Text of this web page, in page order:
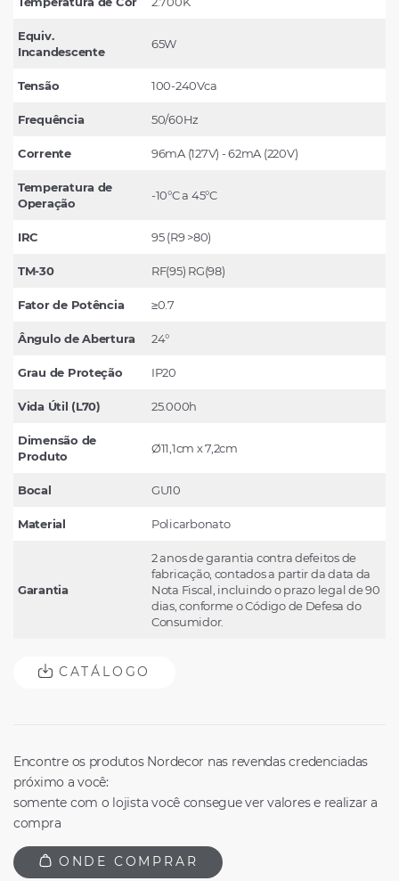
Equiv.
Incandescente
65W
Tensão 100-240Vca
Frequência 50/60Hz
Corrente 96mA (127V) - 62mA (220V)
Temperatura de
Operação
-10°C a 45°C
IRC 95 (R9 >80)
TM-30 RF(95) RG(98)
Fator de Potência ≥0.7
Ângulo de Abertura 24°
Grau de Proteção IP20
Vida Útil (L70) 25.000h
Dimensão de
Produto
Ø11,1cm x 7,2cm
Bocal GU10
Material Policarbonato
Garantia
2 anos de garantia contra defeitos de
fabricação, contados a partir da data da
Nota Fiscal, incluindo o prazo legal de 90
dias, conforme o Código de Defesa do
Consumidor.
CATÁLOGO
Encontre os produtos Nordecor nas revendas credenciadas
próximo a você:
somente com o lojista você consegue ver valores e realizar a
compra
ONDE COMPRAR